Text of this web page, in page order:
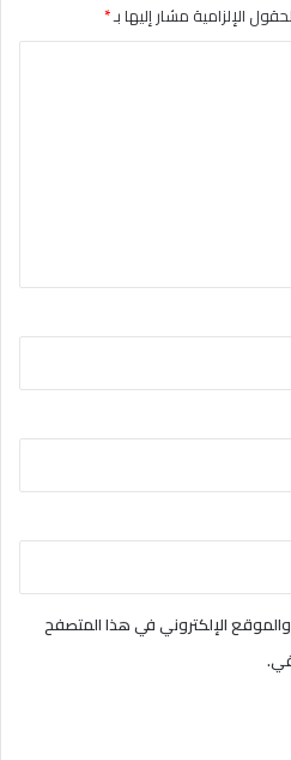
الإلزامية مشار إليها بـ*
الإلكتروني في هذا المتصفح